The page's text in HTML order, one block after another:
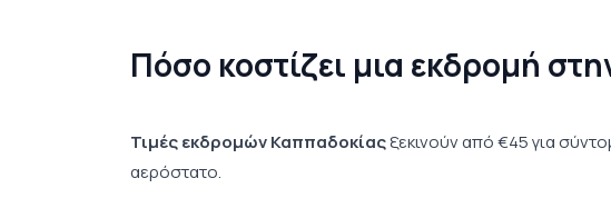
Πόσο κοστίζει μια εκδρομή
Τιμές εκδρομών Καππαδοκίαςξεκινούν από €45 για
αερόστατο.